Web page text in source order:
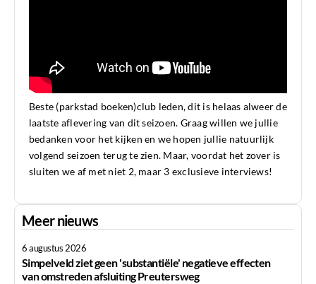
Beste (parkstad boeken)club leden, dit is helaas alweer de
laatste aflevering van dit seizoen. Graag willen we jullie
bedanken voor het kijken en we hopen jullie natuurlijk
volgend seizoen terug te zien. Maar, voordat het zover is
sluiten we af met niet 2, maar 3 exclusieve interviews!
Meer nieuws
6 augustus 2026
Simpelveld ziet geen 'substantiële' negatieve effecten
van omstreden afsluiting Preutersweg